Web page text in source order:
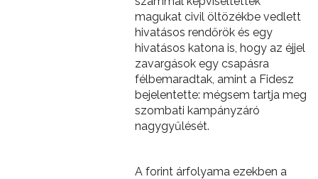
magukat civil öltözékbe vedlett
hivatásos rendőrök és egy
hivatásos katona is, hogy az éjjel
zavargások egy csapásra
félbemaradtak, amint a Fidesz
bejelentette: mégsem tartja meg
szombati kampányzáró
nagygyűlését.
A forint árfolyama ezekben a